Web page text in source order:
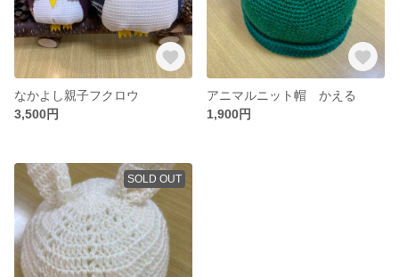
なかよし親子フクロウ
3,500円
アニマルニット帽 かえる
1,900円
SOLD OUT